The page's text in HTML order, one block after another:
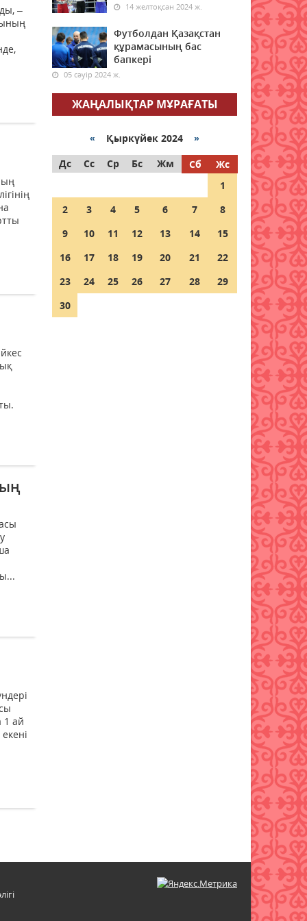
–
1 ай
төмендейді
06 тамыз 2026 ж.
Open Air: Қызылорда
облысы полиция
астам көрерменнің
қауіпсіздігін қамтамасыз етті
Ұлттық банк 6 тамызға
арналған валюта бағамын
06 тамыз 2026 ж. 77
Дауыл, жаңбыр: Еліміздің
бірнеше өңірінде ауа
жасалды
14 желтоқсан 2024 ж.
Футболдан Қазақстан
құрамасының бас
бапкері
05 сәуір 2024 ж.
ЖАҢАЛЫҚТАР МҰРАҒАТЫ
« Қыркүйек 2024 »
Дс
Сс Ср Бс Жм Сб
Жс
1
2
3 4 5 6 7
8
9
10 11 12 13 14
15
16
17 18 19 20 21
22
23
24 25 26 27 28
29
30